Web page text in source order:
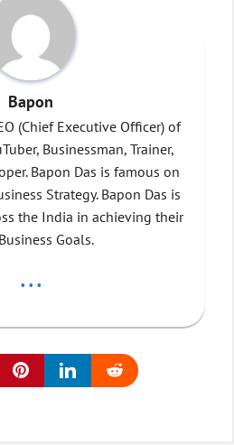
Bapon
(Chief Executive Officer) of
Businessman, Trainer,
Bapon Das is famous on
Strategy. Bapon Das is
the India in achieving their
Goals.
...